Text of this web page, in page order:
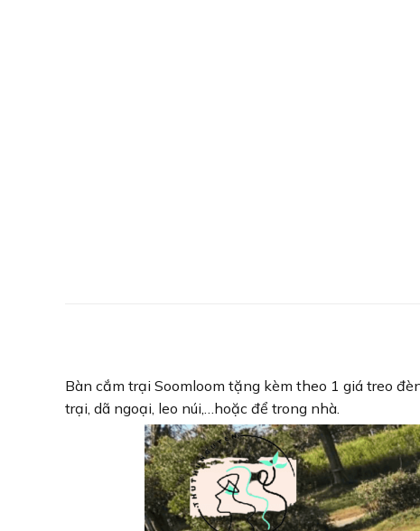
Bàn cắm trại Soomloom tặng kèm theo 1 giá treo
trại, dã ngoại, leo núi,…hoặc để trong nhà.